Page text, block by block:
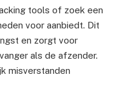
tools of zoek een
voor aanbiedt. Dit
en zorgt voor
als de afzender.
misverstanden